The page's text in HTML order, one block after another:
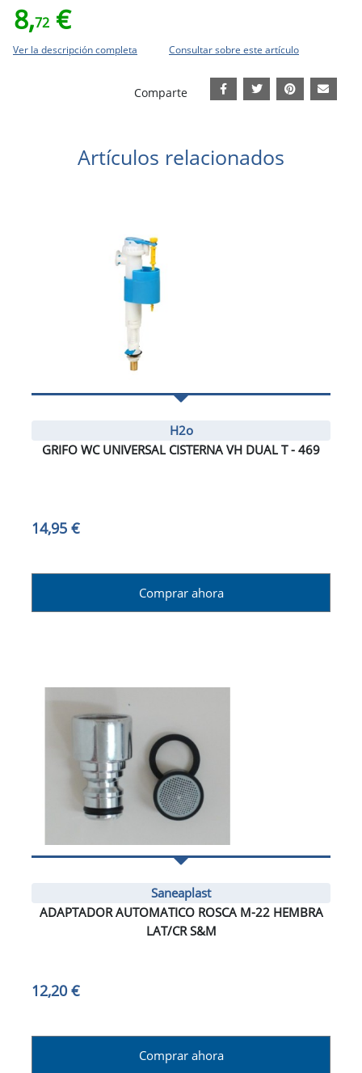
8,72 €
Ver la descripción completa Consultar sobre este artículo
Comparte
Artículos relacionados
H2o
GRIFO WC UNIVERSAL CISTERNA VH DUAL T - 469
14,95 €
Comprar ahora
Saneaplast
ADAPTADOR AUTOMATICO ROSCA M-22 HEMBRA
LAT/CR S&M
12,20 €
Comprar ahora